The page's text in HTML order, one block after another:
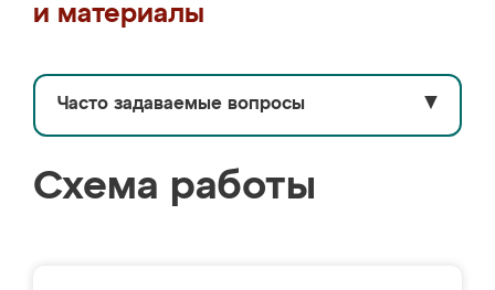
и материалы
Часто задаваемые вопросы ▼
Схема работы